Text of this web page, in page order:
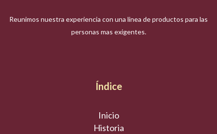
Reunimos nuestra experiencia con una linea de productos para las
personas mas exigentes.
Índice
Inicio
Historia